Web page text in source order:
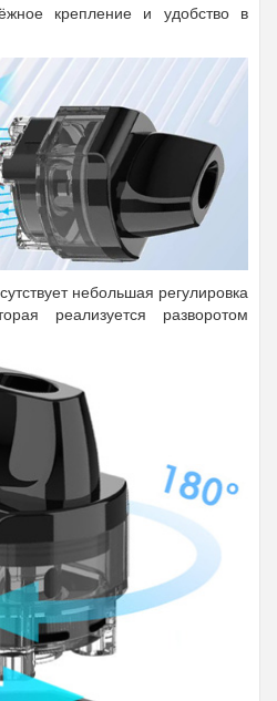
крепление и удобство в
небольшая регулировка
реализуется разворотом